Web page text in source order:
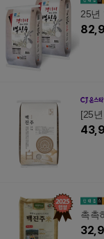
25년
[25
촉촉